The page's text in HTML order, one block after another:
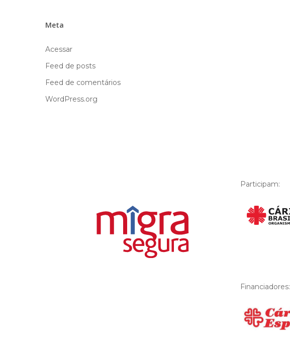
Meta
Acessar
Feed de posts
Feed de comentários
WordPress.org
Participam:
Financiadores: